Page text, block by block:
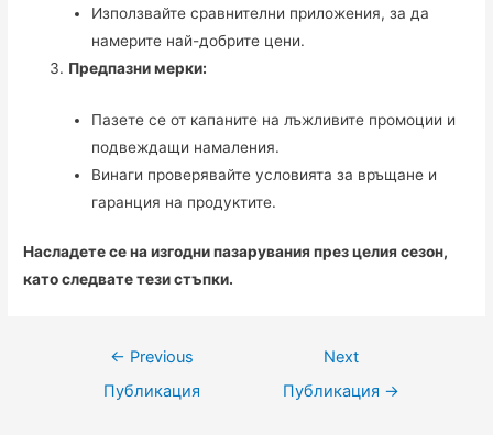
Използвайте сравнителни приложения, за да
намерите най-добрите цени.
Предпазни мерки:
Пазете се от капаните на лъжливите промоции и
подвеждащи намаления.
Винаги проверявайте условията за връщане и
гаранция на продуктите.
Насладете се на изгодни пазарувания през целия сезон,
като следвате тези стъпки.
Навигация
← Previous
Публикация
Next
Публикация →